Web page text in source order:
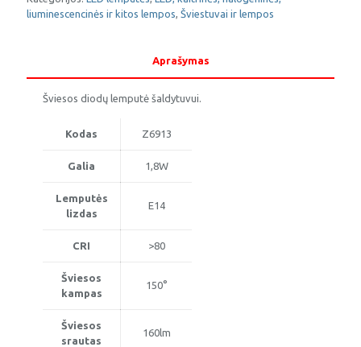
1,8W
liuminescencinės ir kitos lempos Šviestuvai ir lempos
Aprašymas
Šviesos diodų lemputė šaldytuvui.
Kodas Z6913
Galia 1,8W
Lemputės
lizdas
E14
CRI >80
Šviesos
kampas
150°
Šviesos
srautas
160lm